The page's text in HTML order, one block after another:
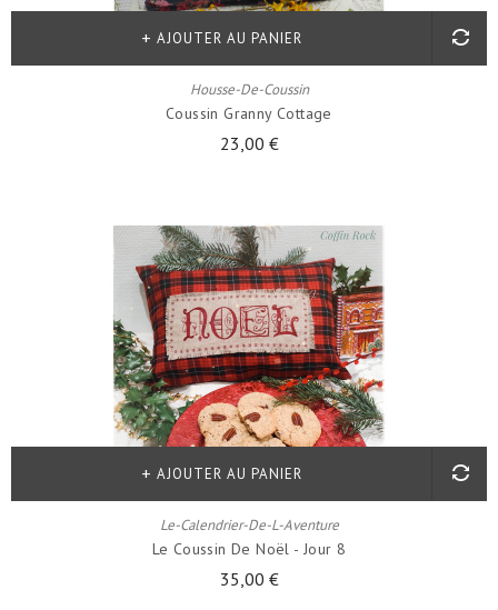
Housse-De-Coussin
Coussin Granny Cottage
23,00 €
AJOUTER AU PANIER
Le-Calendrier-De-L-Aventure
Le Coussin De Noël - Jour 8
35,00 €
AJOUTER AU PANIER